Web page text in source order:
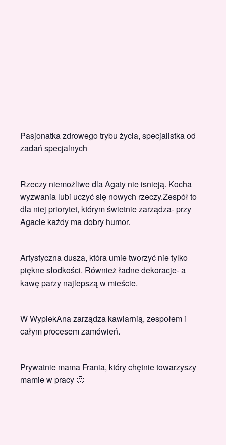
Pasjonatka zdrowego trybu życia, specjalistka od
zadań specjalnych
Rzeczy niemożliwe dla Agaty nie isnieją. Kocha
wyzwania lubi uczyć się nowych rzeczy.Zespół to
dla niej priorytet, którym świetnie zarządza- przy
Agacie każdy ma dobry humor.
Artystyczna dusza, która umie tworzyć nie tylko
piękne słodkości. Również ładne dekoracje- a
kawę parzy najlepszą w mieście.
W WypiekAna zarządza kawiarnią, zespołem i
całym procesem zamówień.
Prywatnie mama Frania, który chętnie towarzyszy
mamie w pracy 🙂